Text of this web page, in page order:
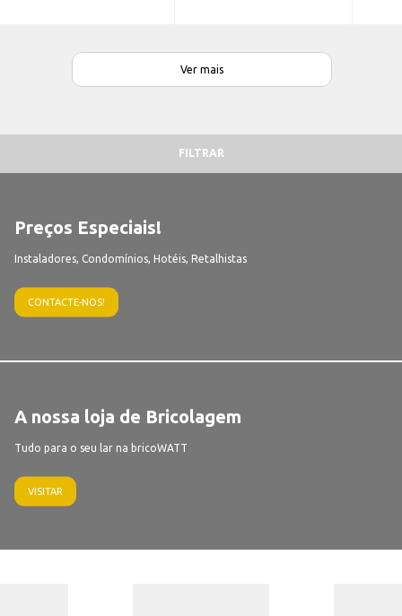
Ver mais
FILTRAR
Preços Especiais!
Instaladores, Condomínios, Hotéis, Retalhistas
CONTACTE-NOS!
A nossa loja de Bricolagem
Tudo para o seu lar na bricoWATT
VISITAR